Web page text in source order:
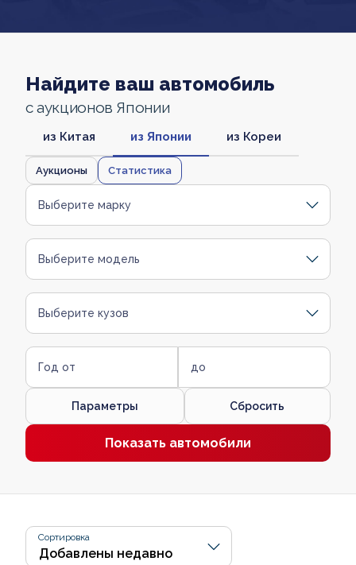
Найдите ваш автомобиль
с аукционов Японии
из Китая из Японии из Кореи
Аукционы Статистика
Выберите марку
Выберите модель
Выберите кузов
Год от до
Параметры Сбросить
Показать автомобили
Сортировка